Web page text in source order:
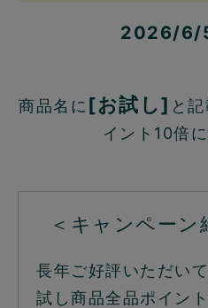
2026/6/
商品名に [お試し] と
イント10倍
＜キャンペーン
長年ご好評いただい
試し商品全品ポイン